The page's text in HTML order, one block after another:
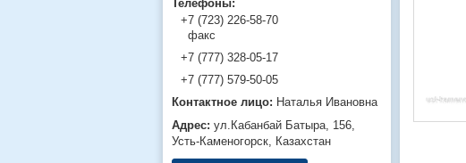
+7 (723) 226-58-70
факс
+7 (777) 328-05-17
+7 (777) 579-50-05
Наталья Ивановна
ул.Кабанбай Батыра, 156,
Усть-Каменогорск, Казахстан